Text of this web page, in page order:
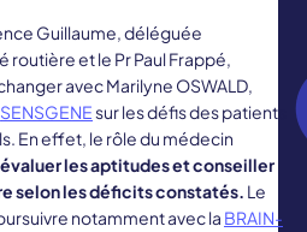
Guillaume, déléguée
routière et le Pr Paul Frappé,
avec Marilyne OSWALD,
SENSGENEsur les défis des patients
En effet, le rôle du médecin
évaluer les aptitudes et conseiller
selon les déficits constatés. Le
notamment avec la BRAIN-